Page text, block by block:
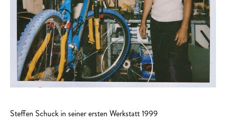
Steffen Schuck in seiner ersten Werkstatt 1999